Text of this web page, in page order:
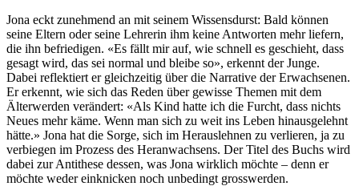
Jona eckt zunehmend an mit seinem Wissensdurst: Bald können
seine Eltern oder seine Lehrerin ihm keine Antworten mehr liefern,
die ihn befriedigen. «Es fällt mir auf, wie schnell es geschieht, dass
gesagt wird, das sei normal und bleibe so», erkennt der Junge.
Dabei reflektiert er gleichzeitig über die Narrative der Erwachsenen.
Er erkennt, wie sich das Reden über gewisse Themen mit dem
Älterwerden verändert: «Als Kind hatte ich die Furcht, dass nichts
Neues mehr käme. Wenn man sich zu weit ins Leben hinausgelehnt
hätte.» Jona hat die Sorge, sich im Herauslehnen zu verlieren, ja zu
verbiegen im Prozess des Heranwachsens. Der Titel des Buchs wird
dabei zur Antithese dessen, was Jona wirklich möchte – denn er
möchte weder einknicken noch unbedingt grosswerden.